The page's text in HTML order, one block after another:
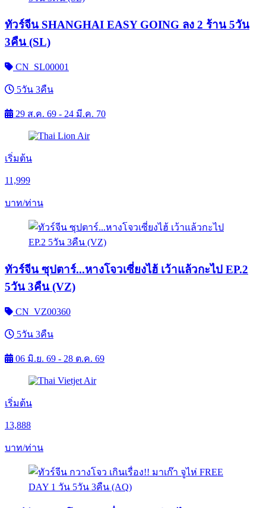
ทัวร์จีน SHANGHAI EASY GOING ลง 2 ร้าน 5วัน
3คืน (SL)
CN_SL00001
5วัน 3คืน
29 ส.ค. 69 - 24 มี.ค. 70
เริ่มต้น
11,999
บาท/ท่าน
ทัวร์จีน ซุปตาร์...หางโจวเซี่ยงไฮ้ เว้าแล้วกะไป EP.2
5วัน 3คืน (VZ)
CN_VZ00360
5วัน 3คืน
06 มิ.ย. 69 - 28 ต.ค. 69
เริ่มต้น
13,888
บาท/ท่าน